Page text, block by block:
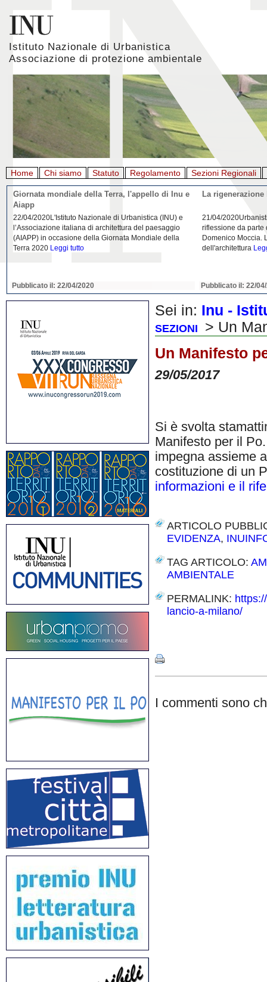
Istituto Nazionale di Urbanistica
Associazione di protezione ambientale
Home Chi siamo Statuto Regolamento Sezioni Regionali
Giornata mondiale della Terra, l'appello di Inu e
Aiapp
22/04/2020L'Istituto Nazionale di Urbanistica (INU) e
l’Associazione italiana di architettura del paesaggio
(AIAPP) in occasione della Giornata Mondiale della
Terra 2020 Leggi tutto
Pubblicato il: 22/04/2020
La
21/04/
riflessione da parte
Domenico Moccia.
dell'architettura
Pubblicato il: 22/
Sei in: Inu -
SEZIONI
> Un
Un Manifesto
29/05/2017
Si è svolta
Manifesto per il
impegna assieme
costituzione di un
informazioni e il
ARTICOLO
EVIDENZA,
TAG ARTICOLO:
AMBIENTALE
PERMALINK:
lancio-a-milano/
I commenti sono